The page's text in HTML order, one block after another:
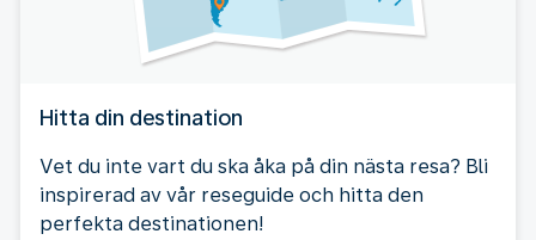
Hitta din destination
Vet du inte vart du ska åka på din nästa resa? Bli
inspirerad av vår reseguide och hitta den
perfekta destinationen!